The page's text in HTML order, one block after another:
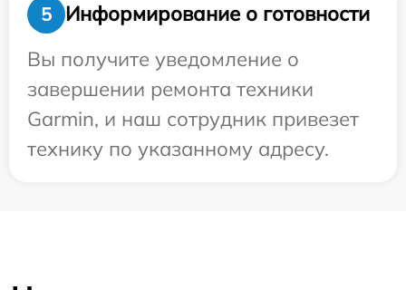
5
Информирование о готовности
Вы получите уведомление о
завершении ремонта техники
Garmin, и наш сотрудник привезет
технику по указанному адресу.